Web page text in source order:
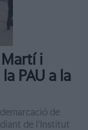
i
PAU a la
de
de l’Institut